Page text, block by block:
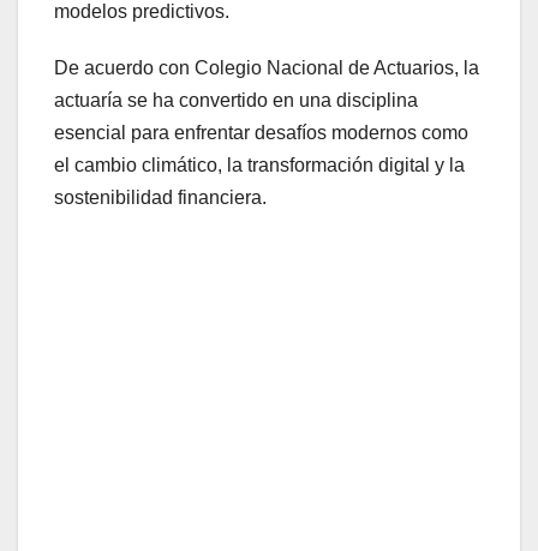
modelos predictivos.
De acuerdo con Colegio Nacional de Actuarios, la
actuaría se ha convertido en una disciplina
esencial para enfrentar desafíos modernos como
el cambio climático, la transformación digital y la
sostenibilidad financiera.